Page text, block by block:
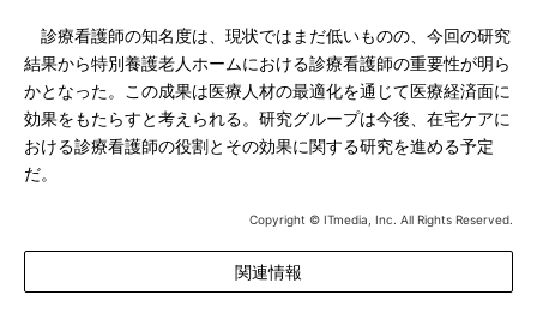
診療看護師の知名度は、現状ではまだ低いものの、今回の研究
結果から特別養護老人ホームにおける診療看護師の重要性が明ら
かとなった。この成果は医療人材の最適化を通じて医療経済面に
効果をもたらすと考えられる。研究グループは今後、在宅ケアに
おける診療看護師の役割とその効果に関する研究を進める予定
だ。
Copyright © ITmedia, Inc. All Rights Reserved.
関連情報